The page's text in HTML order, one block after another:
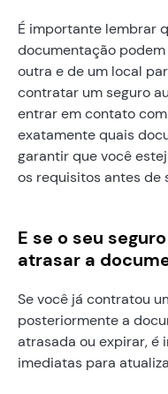
É importante lembrar
documentação
outra e de um local
contratar um seguro
entrar em contato
exatamente quais
garantir que você
os requisitos antes de
E se o seu
atrasar a
Se você já contratou
posteriormente a
atrasada ou expirar,
imediatas para